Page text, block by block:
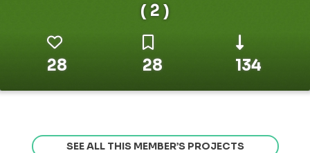
( 2 )
28 28 134
SEE ALL THIS MEMBER’S PROJECTS